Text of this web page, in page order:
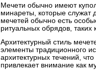
Мечети обычно имеют
минареты, которые служат
мечетей обычно есть
ритуальных обрядов,
Архитектурный стиль
элементы традиционного
архитектурных течений,
привлекает внимание как